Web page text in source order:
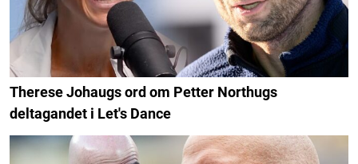
Therese Johaugs ord om Petter Northugs
deltagandet i Let's Dance